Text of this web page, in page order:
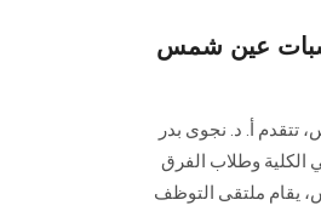
عين شمس
تتقدم أ. د. نجوى بدر
الكلية وطلاب الفرق
يقام ملتقى التوظف